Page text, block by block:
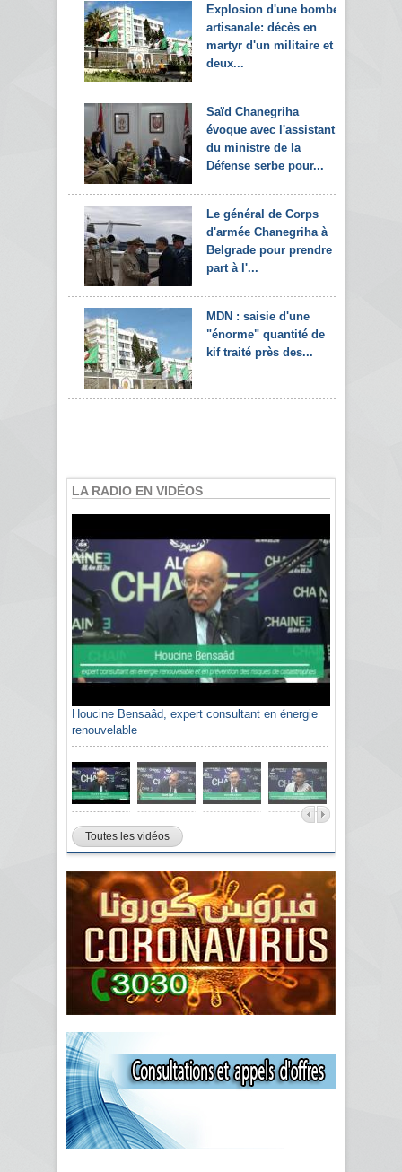
Explosion d'une bombe
artisanale: décès en
martyr d'un militaire et
deux...
Saïd Chanegriha
évoque avec l'assistant
du ministre de la
Défense serbe pour...
Le général de Corps
d'armée Chanegriha à
Belgrade pour prendre
part à l'...
MDN : saisie d'une
"énorme" quantité de
kif traité près des...
LA RADIO EN VIDÉOS
Houcine Bensaâd, expert consultant en énergie
renouvelable
Toutes les vidéos